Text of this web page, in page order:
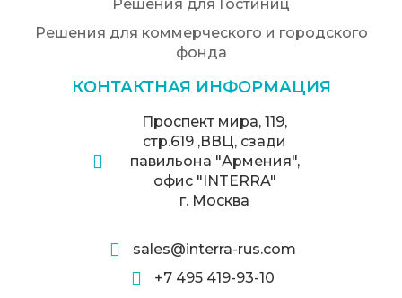
Решения для Гостиниц
Решения для коммерческого и городского
фонда
КОНТАКТНАЯ ИНФОРМАЦИЯ
Проспект мира, 119,
стр.619 ,ВВЦ, сзади
павильона "Армения",
офис "INTERRA"
г. Москва
sales@interra-rus.com
+7 495 419-93-10